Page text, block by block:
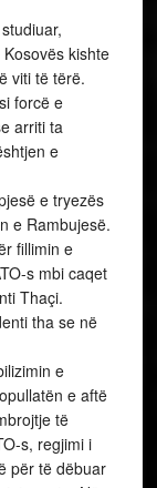
e aftë
të
s, regjimi i
të dëbuar
e veta. Në
i
urdhëroi
e të cilit filloi
më së
një populli që
ushtri
të UÇK-së,
për herë të
dhe të
i pastër dhe
që së
e tyre.
të hynin më